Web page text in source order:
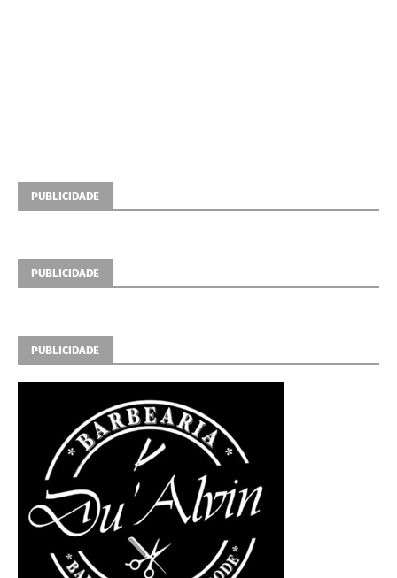
PUBLICIDADE
PUBLICIDADE
PUBLICIDADE